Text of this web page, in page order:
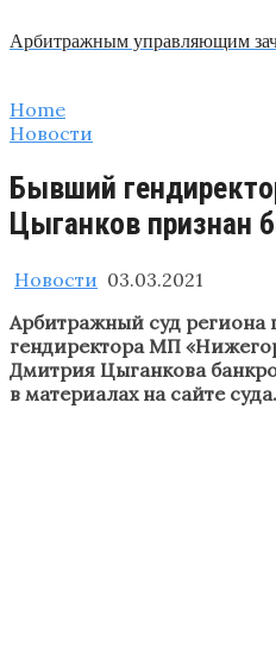
Арбитражным управляющим
Home
Новости
Бывший
Цыганков признан
Новости 03.03.2021
Арбитражный суд региона
гендиректора МП
Дмитрия Цыганкова
в материалах на сайте суда.